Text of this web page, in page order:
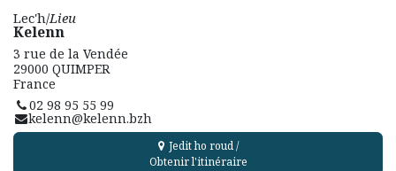
Lec'h/Lieu
Kelenn
3 rue de la Vendée
29000 QUIMPER
France
02 98 95 55 99
kelenn@kelenn.bzh
Jedit ho roud /
Obtenir l'itinéraire